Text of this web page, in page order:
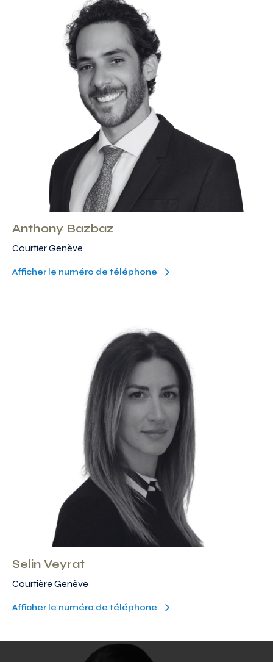
Anthony Bazbaz
Courtier Genève
Afficher le numéro de téléphone
Selin Veyrat
Courtière Genève
Afficher le numéro de téléphone